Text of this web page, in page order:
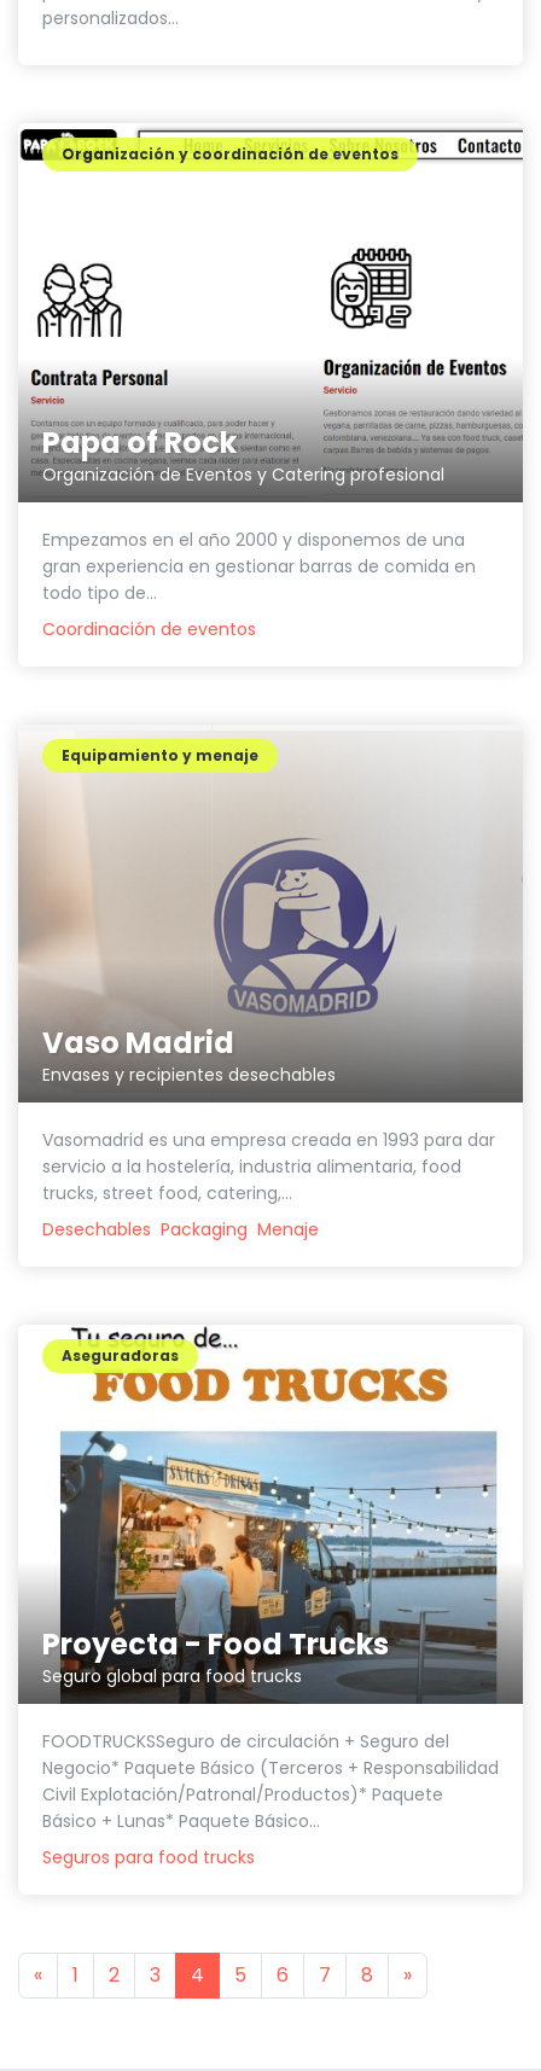
personalizados...
Papa of Rock
Organización de Eventos y Catering profesional
Organización y coordinación de eventos
Empezamos en el año 2000 y disponemos de una
gran experiencia en gestionar barras de comida en
todo tipo de...
Coordinación de eventos
Vaso Madrid
Envases y recipientes desechables
Equipamiento y menaje
Vasomadrid es una empresa creada en 1993 para dar
servicio a la hostelería, industria alimentaria, food
trucks, street food, catering,...
Desechables Packaging Menaje
Proyecta - Food Trucks
Seguro global para food trucks
Aseguradoras
FOODTRUCKSSeguro de circulación + Seguro del
Negocio* Paquete Básico (Terceros + Responsabilidad
Civil Explotación/Patronal/Productos)* Paquete
Básico + Lunas* Paquete Básico...
Seguros para food trucks
«Previous
1 2 3 4 5 6 7 8 »Next